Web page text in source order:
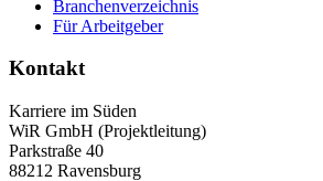
Branchenverzeichnis
Für Arbeitgeber
Kontakt
Karriere im Süden
WiR GmbH (Projektleitung)
Parkstraße 40
88212 Ravensburg